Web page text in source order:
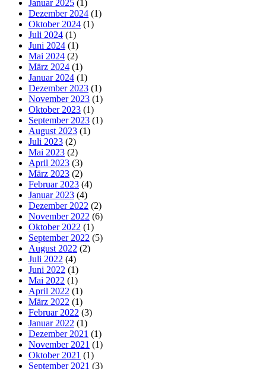
Januar 2025 (1)
Dezember 2024 (1)
Oktober 2024 (1)
Juli 2024 (1)
Juni 2024 (1)
Mai 2024 (2)
März 2024 (1)
Januar 2024 (1)
Dezember 2023 (1)
November 2023 (1)
Oktober 2023 (1)
September 2023 (1)
August 2023 (1)
Juli 2023 (2)
Mai 2023 (2)
April 2023 (3)
März 2023 (2)
Februar 2023 (4)
Januar 2023 (4)
Dezember 2022 (2)
November 2022 (6)
Oktober 2022 (1)
September 2022 (5)
August 2022 (2)
Juli 2022 (4)
Juni 2022 (1)
Mai 2022 (1)
April 2022 (1)
März 2022 (1)
Februar 2022 (3)
Januar 2022 (1)
Dezember 2021 (1)
November 2021 (1)
Oktober 2021 (1)
September 2021 (3)